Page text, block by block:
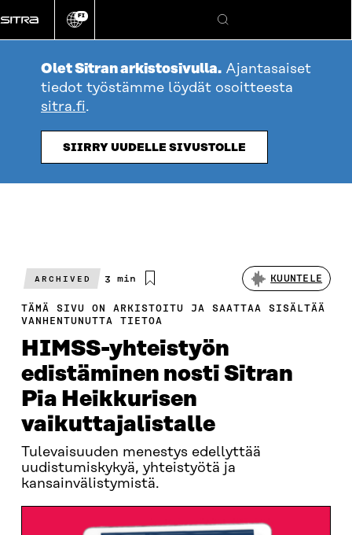
suoraan
sisältöön
Vaihda
kieli
FI
Hae
Olet Sitran arkistosivulla. Ajantasaiset
tiedot työstämme löydät osoitteesta
sitra.fi.
SIIRRY UUDELLE SIVUSTOLLE
ARCHIVED
Arvioitu
3 min KUUNTELE
TÄMÄ SIVU ON ARKISTOITU JA SAATTAA SISÄLTÄÄ
VANHENTUNUTTA TIETOA
HIMSS-yhteistyön
edistäminen nosti Sitran
Pia Heikkurisen
vaikuttajalistalle
Tulevaisuuden menestys edellyttää
uudistumiskykyä, yhteistyötä ja
kansainvälistymistä.